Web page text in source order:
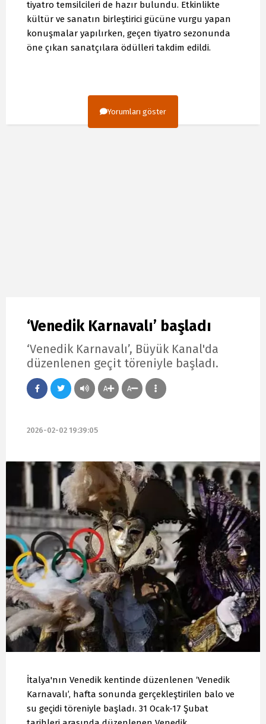
tiyatro temsilcileri de hazır bulundu. Etkinlikte
kültür ve sanatın birleştirici gücüne vurgu yapan
konuşmalar yapılırken, geçen tiyatro sezonunda
öne çıkan sanatçılara ödülleri takdim edildi.
Yorumları göster
‘Venedik Karnavalı’ başladı
‘Venedik Karnavalı’, Büyük Kanal'da
düzenlenen geçit töreniyle başladı.
A A
2026-02-02 19:39:05
İtalya'nın Venedik kentinde düzenlenen ‘Venedik
Karnavalı’, hafta sonunda gerçekleştirilen balo ve
su geçidi töreniyle başladı. 31 Ocak-17 Şubat